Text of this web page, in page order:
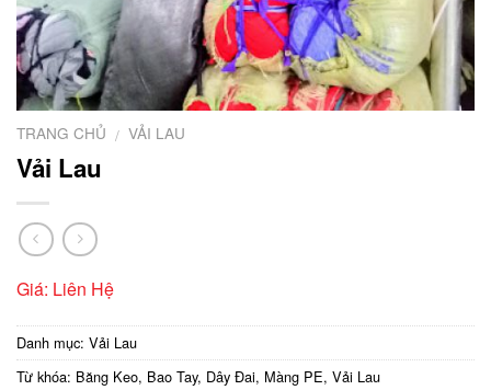
TRANG CHỦ / VẢI LAU
Vải Lau
Giá: Liên Hệ
Danh mục: Vải Lau
Từ khóa: Băng Keo, Bao Tay, Dây Đai, Màng PE, Vải Lau